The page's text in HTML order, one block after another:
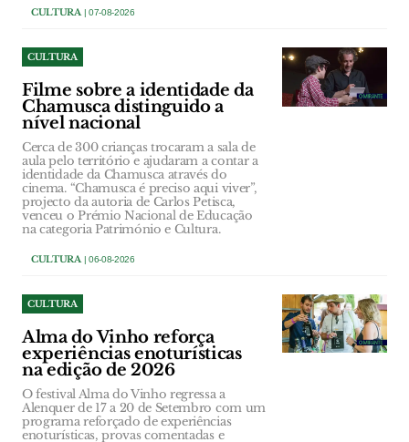
CULTURA | 07-08-2026
CULTURA
Filme sobre a identidade da
Chamusca distinguido a
nível nacional
Cerca de 300 crianças trocaram a sala de
aula pelo território e ajudaram a contar a
identidade da Chamusca através do
cinema. “Chamusca é preciso aqui viver”,
projecto da autoria de Carlos Petisca,
venceu o Prémio Nacional de Educação
na categoria Património e Cultura.
CULTURA | 06-08-2026
CULTURA
Alma do Vinho reforça
experiências enoturísticas
na edição de 2026
O festival Alma do Vinho regressa a
Alenquer de 17 a 20 de Setembro com um
programa reforçado de experiências
enoturísticas, provas comentadas e